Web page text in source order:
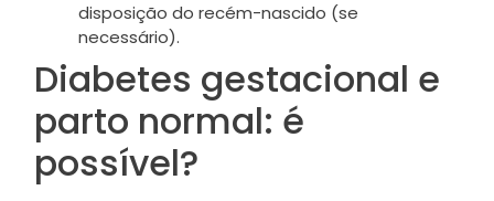
disposição do recém-nascido (se
necessário).
Diabetes gestacional e
parto normal: é
possível?